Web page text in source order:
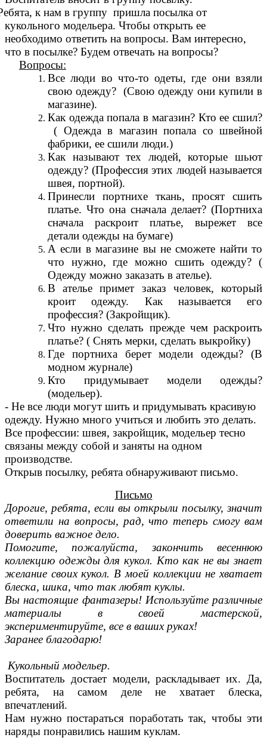
к нам в группу пришла посылка от
кукольного модельера. Чтобы открыть ее
необходимо ответить на вопросы. Вам интересно,
что в посылке? Будем отвечать на вопросы?
Вопросы:
Все люди во что-то одеты, где они взяли
свою одежду? (Свою одежду они купили в
магазине).
Как одежда попала в магазин? Кто ее сшил?
( Одежда в магазин попала со швейной
фабрики, ее сшили люди.)
Как называют тех людей, которые шьют
одежду? (Профессия этих людей называется
швея, портной).
Принесли портнихе ткань, просят сшить
платье. Что она сначала делает? (Портниха
сначала раскроит платье, вырежет все
детали одежды на бумаге)
А если в магазине вы не сможете найти то
что нужно, где можно сшить одежду? (
Одежду можно заказать в ателье).
В ателье примет заказ человек, который
кроит одежду. Как называется его
профессия? (Закройщик).
Что нужно сделать прежде чем раскроить
платье? ( Снять мерки, сделать выкройку)
Где портниха берет модели одежды? (В
модном журнале)
Кто придумывает модели одежды?
(модельер).
- Не все люди могут шить и придумывать красивую
одежду. Нужно много учиться и любить это делать.
Все профессии: швея, закройщик, модельер тесно
связаны между собой и заняты на одном
производстве.
Открыв посылку, ребята обнаруживают письмо.
Письмо
Дорогие, ребята, если вы открыли посылку, значит
ответили на вопросы, рад, что теперь смогу вам
доверить важное дело.
Помогите, пожалуйста, закончить весеннюю
коллекцию одежды для кукол. Кто как не вы знает
желание своих кукол. В моей коллекции не хватает
блеска, шика, что так любят куклы.
Вы настоящие фантазеры! Используйте различные
материалы в своей мастерской,
экспериментируйте, все в ваших руках!
Заранее благодарю!
Кукольный модельер.
Воспитатель достает модели, раскладывает их. Да,
ребята, на самом деле не хватает блеска,
впечатлений.
Нам нужно постараться поработать так, чтобы эти
наряды понравились нашим куклам.